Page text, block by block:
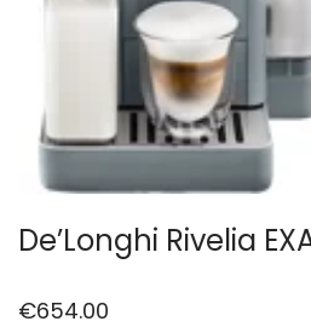
De’Longhi Rivelia
€654.00